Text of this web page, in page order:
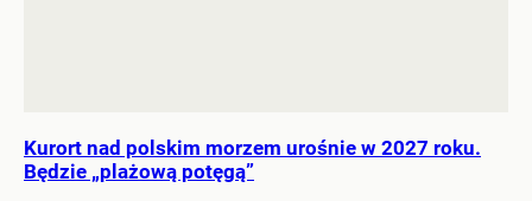
Kurort nad polskim morzem urośnie w 2027 roku.
Będzie „plażową potęgą”